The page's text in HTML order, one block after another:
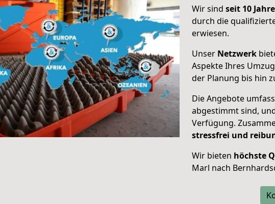
Wir sind seit 10
durch die
erwiesen.
Unser Netzwerk
Aspekte Ihres
der Planung bis hin
Die Angebote
abgestimmt sind,
Verfügung.
stressfrei und
Wir bieten höchste
Marl nach